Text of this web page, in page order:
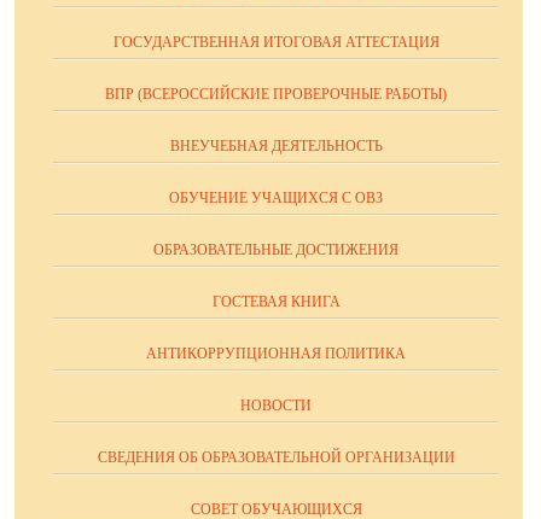
ГОСУДАРСТВЕННАЯ ИТОГОВАЯ АТТЕСТАЦИЯ
ВПР (ВСЕРОССИЙСКИЕ ПРОВЕРОЧНЫЕ РАБОТЫ)
ВНЕУЧЕБНАЯ ДЕЯТЕЛЬНОСТЬ
ОБУЧЕНИЕ УЧАЩИХСЯ С ОВЗ
ОБРАЗОВАТЕЛЬНЫЕ ДОСТИЖЕНИЯ
ГОСТЕВАЯ КНИГА
АНТИКОРРУПЦИОННАЯ ПОЛИТИКА
НОВОСТИ
СВЕДЕНИЯ ОБ ОБРАЗОВАТЕЛЬНОЙ ОРГАНИЗАЦИИ
СОВЕТ ОБУЧАЮЩИХСЯ